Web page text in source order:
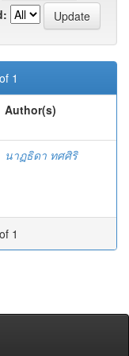
1
Author(s)
นาฏธิดา ทศศิริ
1